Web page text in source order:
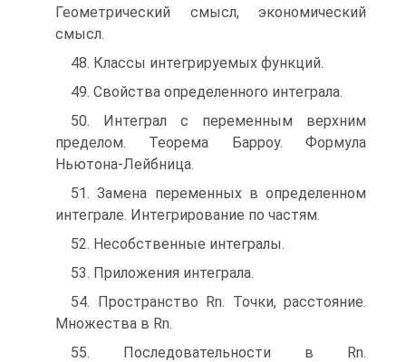
Геометрический смысл, экономический
смысл.
48. Классы интегрируемых функций.
49. Свойства определенного интеграла.
50. Интеграл с переменным верхним
пределом. Теорема Барроу. Формула
Ньютона-Лейбница.
51. Замена переменных в определенном
интеграле. Интегрирование по частям.
52. Несобственные интегралы.
53. Приложения интеграла.
54. Пространство Rn. Точки, расстояние.
Множества в Rn.
55. Последовательности в Rn.